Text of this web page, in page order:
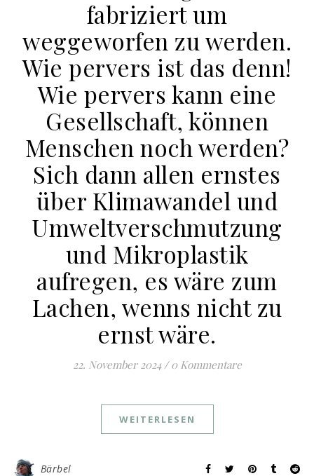
fabriziert um
weggeworfen zu werden.
Wie pervers ist das denn!
Wie pervers kann eine
Gesellschaft, können
Menschen noch werden?
Sich dann allen ernstes
über Klimawandel und
Umweltverschmutzung
und Mikroplastik
aufregen, es wäre zum
Lachen, wenns nicht zu
ernst wäre.
22. November 2024 / 0 Kommentare
WEITERLESEN
Bärbel